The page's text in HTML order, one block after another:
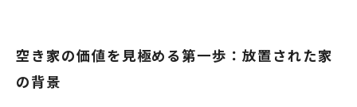
ステップガイド
地域活性化に貢献する空き家の利活用法
空き家の価値を見極める第一歩：放置された家
の背景